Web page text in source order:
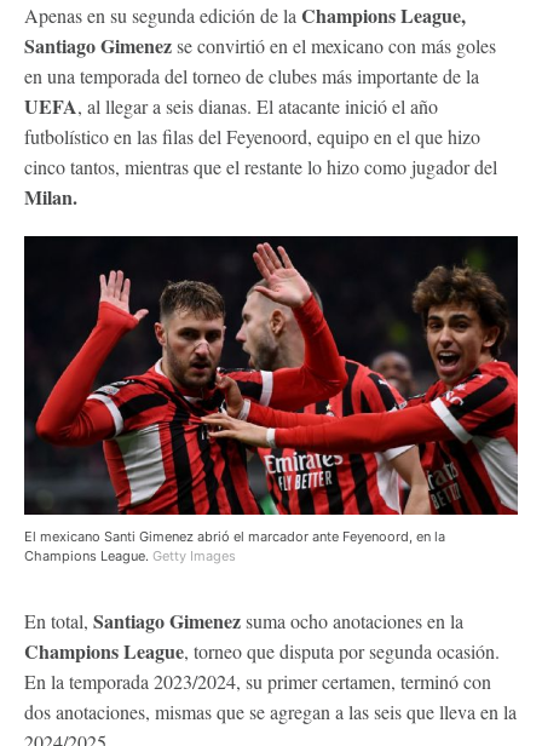
Apenas en su segunda edición de la Champions League,
Santiago Gimenezse convirtió en el mexicano con más goles
en una temporada del torneo de clubes más importante de la
UEFA, al llegar a seis dianas. El atacante inició el año
futbolístico en las filas del Feyenoord, equipo en el que hizo
cinco tantos, mientras que el restante lo hizo como jugador del
Milan.
El mexicano Santi Gimenez abrió el marcador ante Feyenoord, en la
Champions League. Getty Images
En total, Santiago Gimenezsuma ocho anotaciones en la
Champions League, torneo que disputa por segunda ocasión.
En la temporada 2023/2024, su primer certamen, terminó con
dos anotaciones, mismas que se agregan a las seis que lleva en la